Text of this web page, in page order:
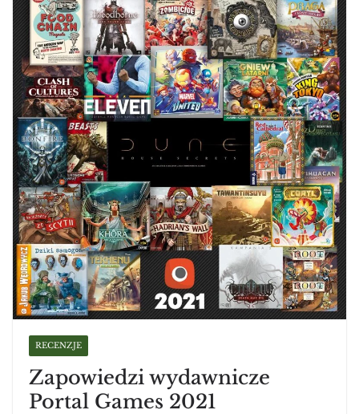
RECENZJE
Zapowiedzi wydawnicze
Portal Games 2021